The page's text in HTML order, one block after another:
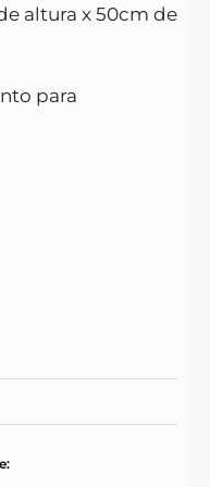
altura x 50cm de
para